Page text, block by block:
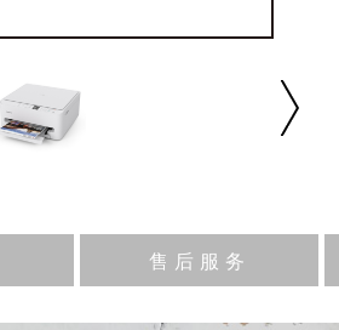
速度
售后服务